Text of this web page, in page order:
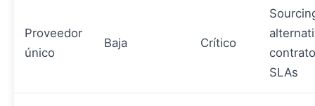
Proveedor
único
Baja Crítico
SLAs